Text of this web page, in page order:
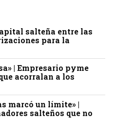
salteña entre las
para la
| Empresario pyme
acorralan a los
marcó un límite» |
salteños que no